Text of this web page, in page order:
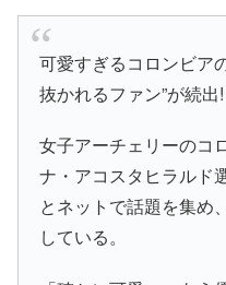
可愛すぎるコロンビア
抜かれるファン”が続出
女子アーチェリーのコ
ナ・アコスタヒラルド
とネットで話題を集め
している。